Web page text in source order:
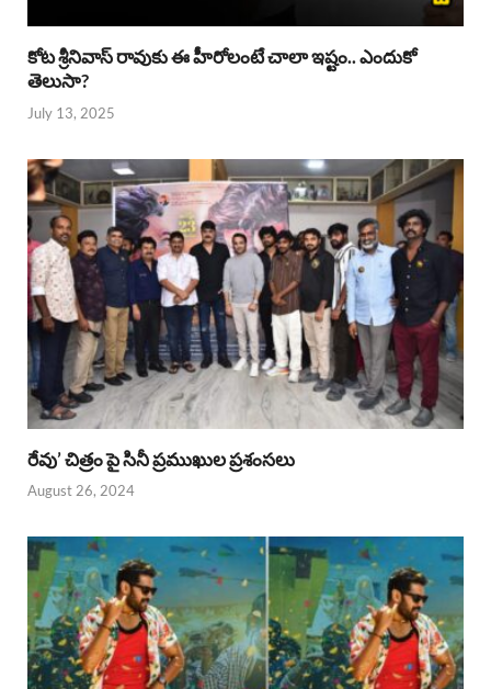
కోట శ్రీనివాస్ రావుకు ఈ హీరోలంటే చాలా ఇష్టం.. ఎందుకో
తెలుసా?
July 13, 2025
రేవు’ చిత్రం పై సినీ ప్రముఖుల ప్రశంసలు
August 26, 2024